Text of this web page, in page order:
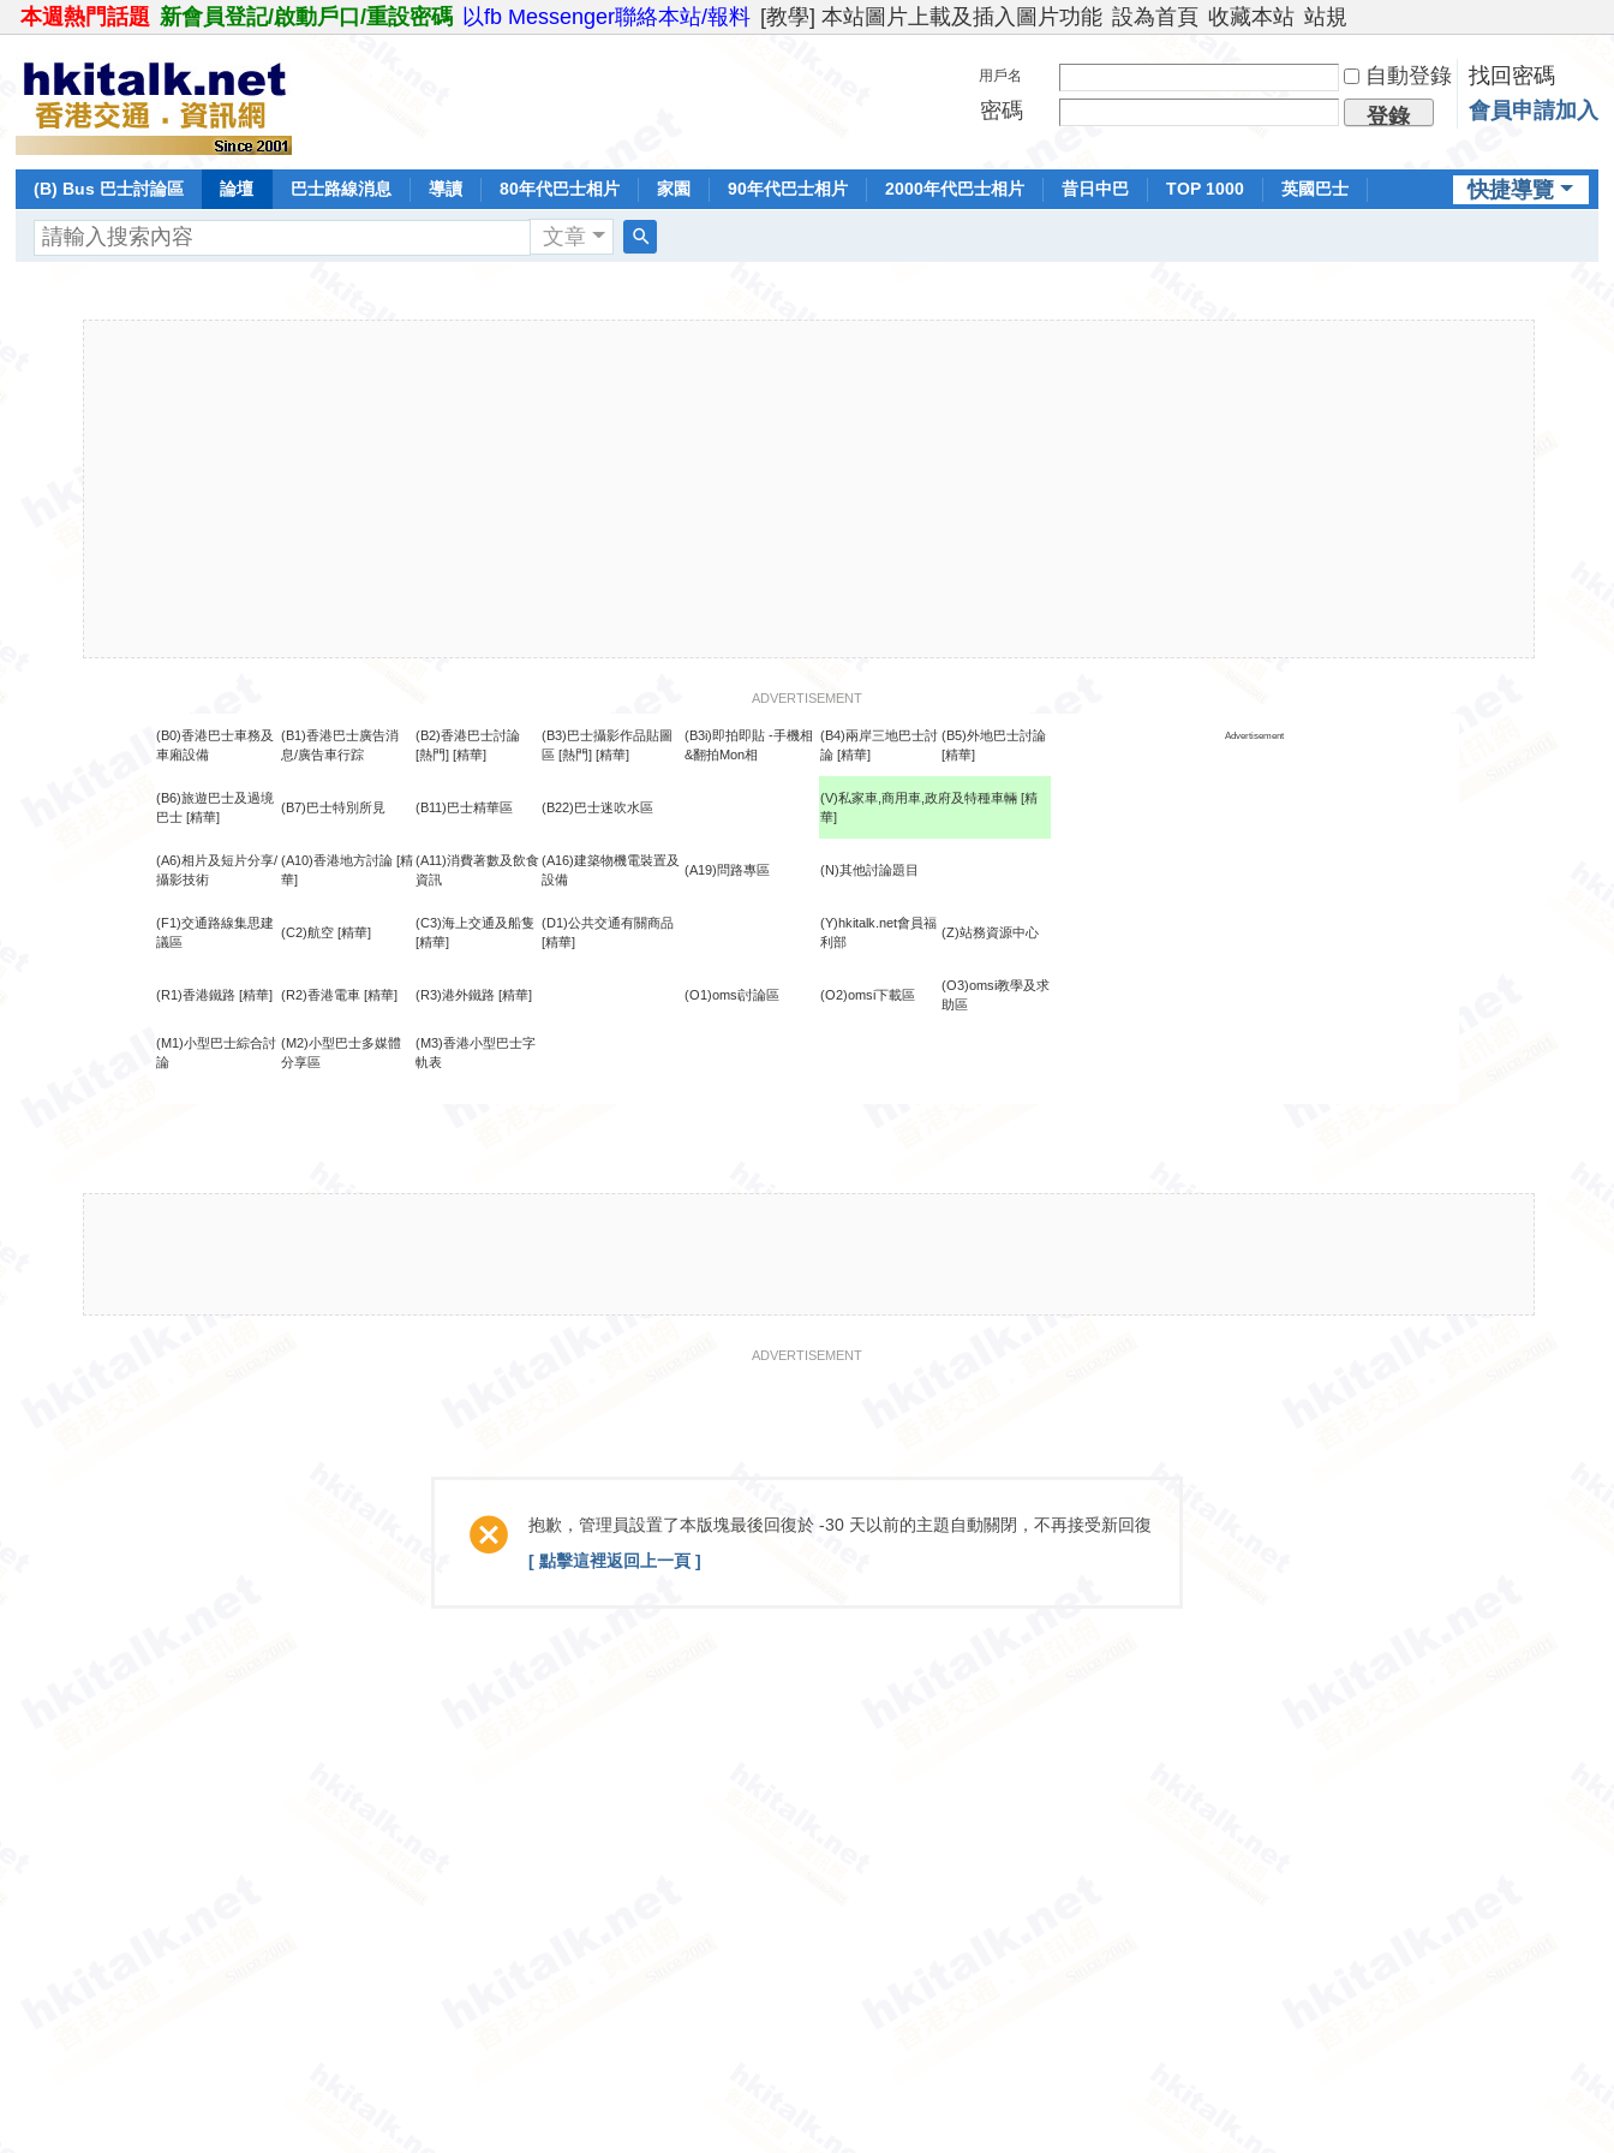
本週熱門話題 新會員登記/啟動戶口/重設密碼 以fb Messenger聯絡本站/報料 [教學] 本站圖片上載及插入圖片功能 設為首頁 收藏本站 站規
用戶名 自動登錄
找回密碼
密碼
登錄 會員申請加入
快捷導覽
(B) Bus 巴士討論區 論壇 巴士路線消息 導讀 80年代巴士相片 家園 90年代巴士相片 2000年代巴士相片 昔日中巴 TOP 1000
英國巴士
文章
ADVERTISEMENT
(B0)香港巴士車務及
車廂設備
(B1)香港巴士廣告消
息/廣告車行踪
(B2)香港巴士討論
[熱門] [精華]
(B3)巴士攝影作品貼圖
區 [熱門] [精華]
(B3i)即拍即貼 -手機相
&翻拍Mon相
(B4)兩岸三地巴士討
論 [精華]
(B5)外地巴士討論
[精華]
Advertisement
(B6)旅遊巴士及過境
巴士 [精華]
(B7)巴士特別所見 (B11)巴士精華區 (B22)巴士迷吹水區
(V)私家車,商用車,政府及特種車輛 [精
華]
(A6)相片及短片分享/
攝影技術
(A10)香港地方討論 [精
華]
(A11)消費著數及飲食
資訊
(A16)建築物機電裝置及
設備
(A19)問路專區 (N)其他討論題目
(F1)交通路線集思建
議區
(C2)航空 [精華]
(C3)海上交通及船隻
[精華]
(D1)公共交通有關商品
[精華]
(Y)hkitalk.net會員福
利部
(Z)站務資源中心
(R1)香港鐵路 [精華] (R2)香港電車 [精華] (R3)港外鐵路 [精華] (O1)omsi討論區 (O2)omsi下載區
(O3)omsi教學及求
助區
(M1)小型巴士綜合討
論
(M2)小型巴士多媒體
分享區
(M3)香港小型巴士字
軌表
ADVERTISEMENT
抱歉，管理員設置了本版塊最後回復於 -30 天以前的主題自動關閉，不再接受新回復
[ 點擊這裡返回上一頁 ]